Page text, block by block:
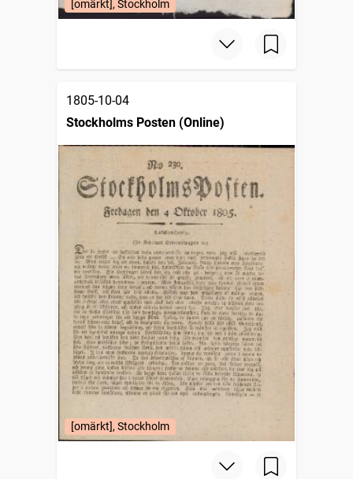
[omärkt], Stockholm
1805-10-04
Stockholms Posten (Online)
[omärkt], Stockholm